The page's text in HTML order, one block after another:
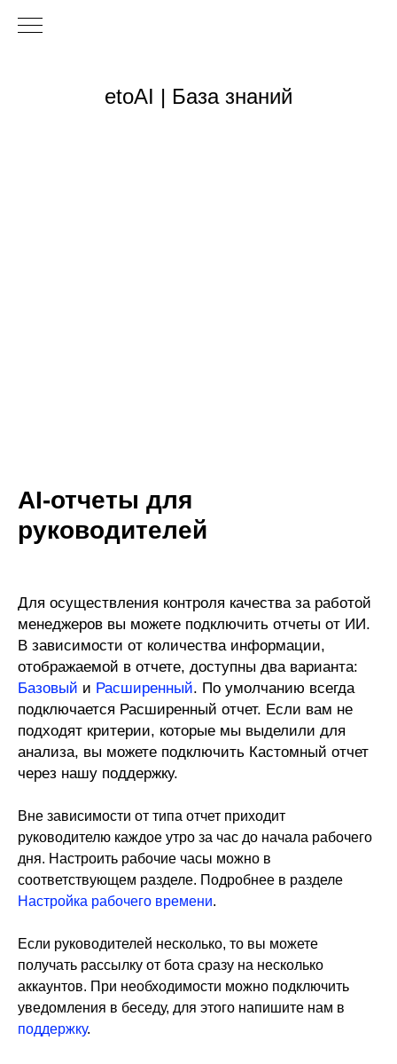
etoAI | База знаний
AI-отчеты для
руководителей
Для осуществления контроля качества за работой
менеджеров вы можете подключить отчеты от ИИ.
В зависимости от количества информации,
отображаемой в отчете, доступны два варианта:
Базовый и Расширенный. По умолчанию всегда
подключается Расширенный отчет. Если вам не
подходят критерии, которые мы выделили для
анализа, вы можете подключить Кастомный отчет
через нашу поддержку.
Вне зависимости от типа отчет приходит
руководителю каждое утро за час до начала рабочего
дня. Настроить рабочие часы можно в
соответствующем разделе. Подробнее в разделе
Настройка рабочего времени.
Если руководителей несколько, то вы можете
получать рассылку от бота сразу на несколько
аккаунтов. При необходимости можно подключить
уведомления в беседу, для этого напишите нам в
поддержку.